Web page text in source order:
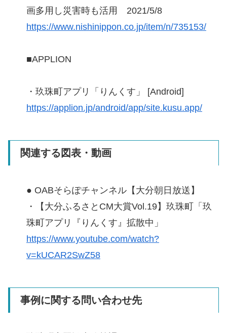
画多用し災害時も活用 2021/5/8
https://www.nishinippon.co.jp/item/n/735153/
■APPLION
・玖珠町アプリ「りんくす」 [Android]
https://applion.jp/android/app/site.kusu.app/
関連する図表・動画
● OABそらぽチャンネル【大分朝日放送】
・【大分ふるさとCM大賞Vol.19】玖珠町「玖
珠町アプリ『りんくす』拡散中」
https://www.youtube.com/watch?
v=kUCAR2SwZ58
事例に関する問い合わせ先